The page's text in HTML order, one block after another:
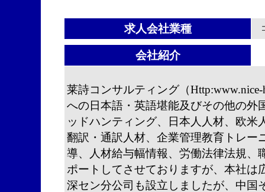
求人会社業種
会社紹介
莱詩コンサルティング（
への日本語・英語堪能及びその他の外
ッドハンティング、日本人人材、欧米
翻訳・通訳人材、企業管理教育トレー
導、人材給与幅情報、労働法律法規、
ポートしてさせておりますが、本社は
深セン分公司も設立しましたが、中国